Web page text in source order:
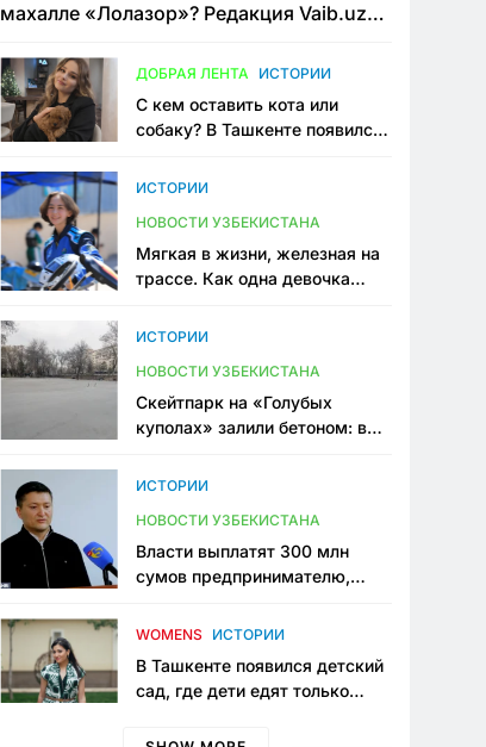
махалле «Лолазор»? Редакция Vaib.uz
конфликта
ДОБРАЯ ЛЕНТА ИСТОРИИ
С кем оставить кота или
собаку? В Ташкенте появился
ИСТОРИИ
НОВОСТИ УЗБЕКИСТАНА
Мягкая в жизни, железная на
трассе. Как одна девочка
Узбекистане
ИСТОРИИ
НОВОСТИ УЗБЕКИСТАНА
Скейтпарк на «Голубых
куполах» залили бетоном: в
одно общественное
ИСТОРИИ
НОВОСТИ УЗБЕКИСТАНА
Власти выплатят 300 млн
сумов предпринимателю,
тюрьме по незаконному
WOMENS ИСТОРИИ
В Ташкенте появился детский
сад, где дети едят только
мама, которая устала просить